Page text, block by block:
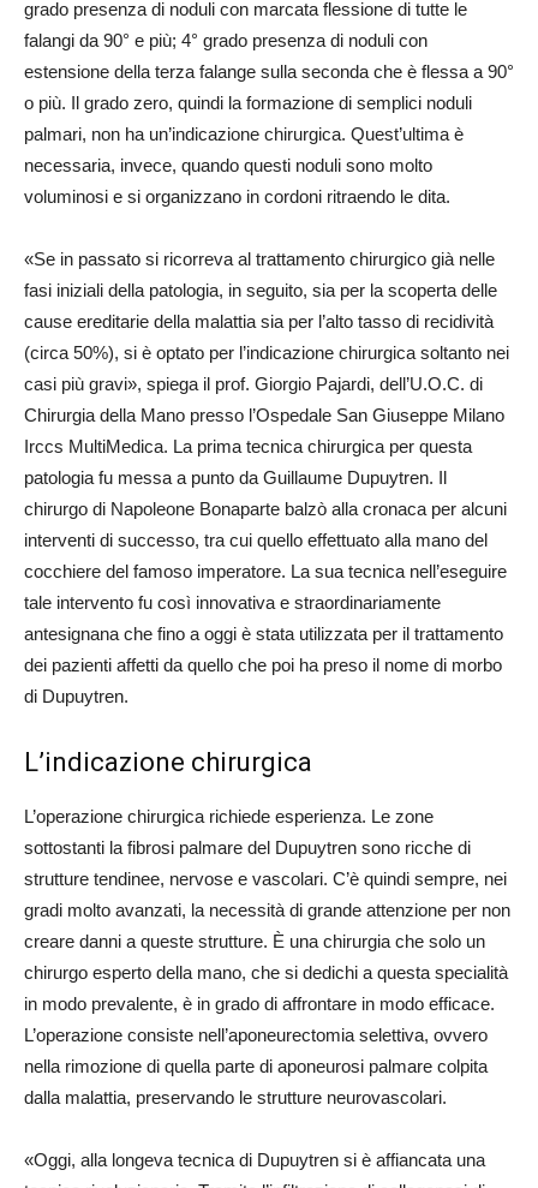
grado presenza di noduli con marcata flessione di tutte le
falangi da 90° e più; 4° grado presenza di noduli con
estensione della terza falange sulla seconda che è flessa a 90°
o più. Il grado zero, quindi la formazione di semplici noduli
palmari, non ha un’indicazione chirurgica. Quest’ultima è
necessaria, invece, quando questi noduli sono molto
voluminosi e si organizzano in cordoni ritraendo le dita.
«Se in passato si ricorreva al trattamento chirurgico già nelle
fasi iniziali della patologia, in seguito, sia per la scoperta delle
cause ereditarie della malattia sia per l’alto tasso di recidività
(circa 50%), si è optato per l’indicazione chirurgica soltanto nei
casi più gravi», spiega il prof. Giorgio Pajardi, dell’U.O.C. di
Chirurgia della Mano presso l’Ospedale San Giuseppe Milano
Irccs MultiMedica. La prima tecnica chirurgica per questa
patologia fu messa a punto da Guillaume Dupuytren. Il
chirurgo di Napoleone Bonaparte balzò alla cronaca per alcuni
interventi di successo, tra cui quello effettuato alla mano del
cocchiere del famoso imperatore. La sua tecnica nell’eseguire
tale intervento fu così innovativa e straordinariamente
antesignana che fino a oggi è stata utilizzata per il trattamento
dei pazienti affetti da quello che poi ha preso il nome di morbo
di Dupuytren.
L’indicazione chirurgica
L’operazione chirurgica richiede esperienza. Le zone
sottostanti la fibrosi palmare del Dupuytren sono ricche di
strutture tendinee, nervose e vascolari. C’è quindi sempre, nei
gradi molto avanzati, la necessità di grande attenzione per non
creare danni a queste strutture. È una chirurgia che solo un
chirurgo esperto della mano, che si dedichi a questa specialità
in modo prevalente, è in grado di affrontare in modo efficace.
L’operazione consiste nell’aponeurectomia selettiva, ovvero
nella rimozione di quella parte di aponeurosi palmare colpita
dalla malattia, preservando le strutture neurovascolari.
«Oggi, alla longeva tecnica di Dupuytren si è affiancata una